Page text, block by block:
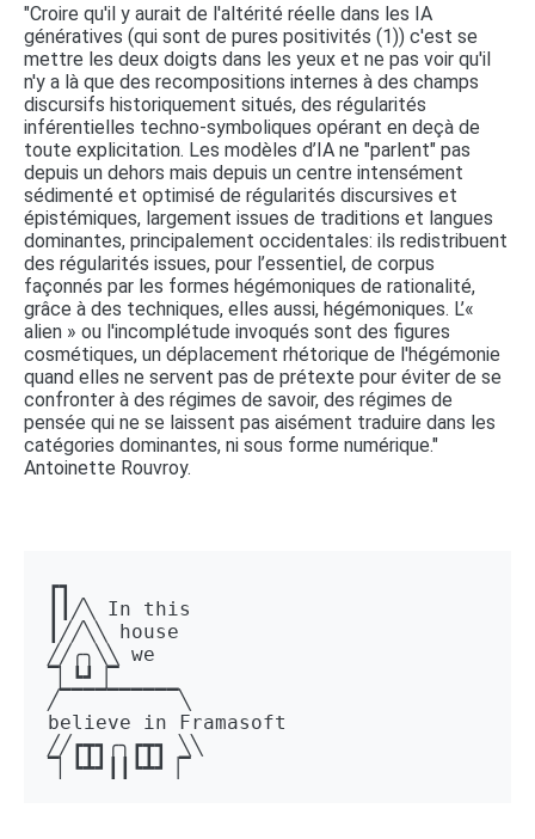
"Croire qu'il y aurait de l'altérité réelle dans les IA
génératives (qui sont de pures positivités (1)) c'est se
mettre les deux doigts dans les yeux et ne pas voir qu'il
n'y a là que des recompositions internes à des champs
discursifs historiquement situés, des régularités
inférentielles techno-symboliques opérant en deçà de
toute explicitation. Les modèles d’IA ne "parlent" pas
depuis un dehors mais depuis un centre intensément
sédimenté et optimisé de régularités discursives et
épistémiques, largement issues de traditions et langues
dominantes, principalement occidentales: ils redistribuent
des régularités issues, pour l’essentiel, de corpus
façonnés par les formes hégémoniques de rationalité,
grâce à des techniques, elles aussi, hégémoniques. L’«
alien » ou l'incomplétude invoqués sont des figures
cosmétiques, un déplacement rhétorique de l'hégémonie
quand elles ne servent pas de prétexte pour éviter de se
confronter à des régimes de savoir, des régimes de
pensée qui ne se laissent pas aisément traduire dans les
catégories dominantes, ni sous forme numérique."
Antoinette Rouvroy.
┏┓
┃┃╱╲ In this
┃╱╱╲╲ house
╱╱╭╮╲╲ we
▔▏┗┛▕▔
╱▔▔▔▔▔▔▔▔▔▔╲
believe in Framasoft
╱╱┏┳┓╭╮┏┳┓ ╲╲
▔▏┗┻┛┃┃┗┻┛▕▔